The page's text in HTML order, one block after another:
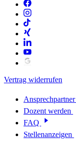
Vertrag widerrufen
Ansprechpartner
Dozent werden
FAQ
Stellenanzeigen